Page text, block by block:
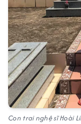
Con trai nghệ sĩ Hoài